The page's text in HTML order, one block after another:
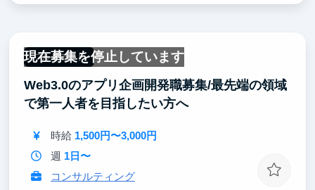
また、少人数のチームなので、一人ひとりの意見が開
発に反映されやすい環境が整っています。自ら考え発
言する力も自然と身に付き、成長を実感できるポジシ
ョンです。
現在募集を停止しています
フルリモート
Web3.0のアプリ企画開発職募集/最先端の領域
で第一人者を目指したい方へ
時給 1,500円〜3,000円
週 1日〜
コンサルティング